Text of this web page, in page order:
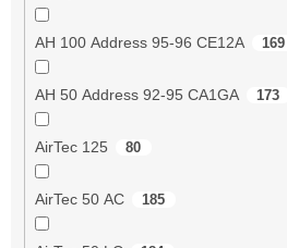
AH 100 Address 95-96 CE12A 169
AH 50 Address 92-95 CA1GA 173
AirTec 125 80
AirTec 50 AC 185